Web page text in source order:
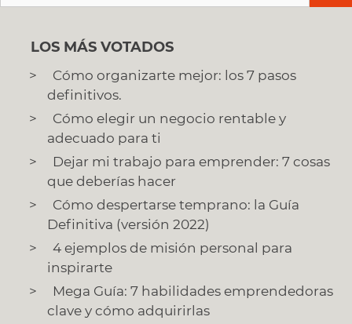
LOS MÁS VOTADOS
Cómo organizarte mejor: los 7 pasos
definitivos.
Cómo elegir un negocio rentable y
adecuado para ti
Dejar mi trabajo para emprender: 7 cosas
que deberías hacer
Cómo despertarse temprano: la Guía
Definitiva (versión 2022)
4 ejemplos de misión personal para
inspirarte
Mega Guía: 7 habilidades emprendedoras
clave y cómo adquirirlas